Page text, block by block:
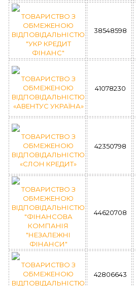
ТОВАРИСТВО З
ОБМЕЖЕНОЮ
ВІДПОВІДАЛЬНІСТЮ
"УКР КРЕДИТ
ФІНАНС"
38548598
ТОВАРИСТВО З
ОБМЕЖЕНОЮ
ВІДПОВІДАЛЬНІСТЮ
«АВЕНТУС УКРАЇНА»
41078230
ТОВАРИСТВО З
ОБМЕЖЕНОЮ
ВІДПОВІДАЛЬНІСТЮ
«СЛОН КРЕДИТ»
42350798
ТОВАРИСТВО З
ОБМЕЖЕНОЮ
ВІДПОВІДАЛЬНІСТЮ
"ФІНАНСОВА
КОМПАНІЯ
"НЕЗАЛЕЖНІ
ФІНАНСИ"
44620708
ТОВАРИСТВО З
ОБМЕЖЕНОЮ
ВІДПОВІДАЛЬНІСТЮ
42806643